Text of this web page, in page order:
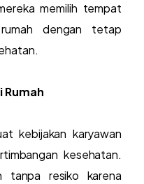
memilih tempat
dengan tetap
Rumah
kebijakan karyawan
kesehatan.
tanpa resiko karena